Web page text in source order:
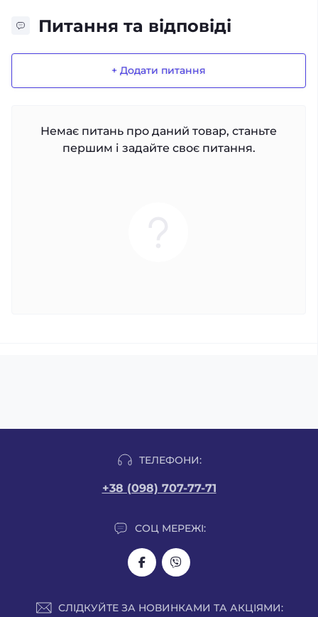
Питання та відповіді
+ Додати питання
Немає питань про даний товар, станьте
першим і задайте своє питання.
ТЕЛЕФОНИ:
+38 (098) 707-77-71
СОЦ МЕРЕЖІ:
СЛІДКУЙТЕ ЗА НОВИНКАМИ ТА АКЦІЯМИ: